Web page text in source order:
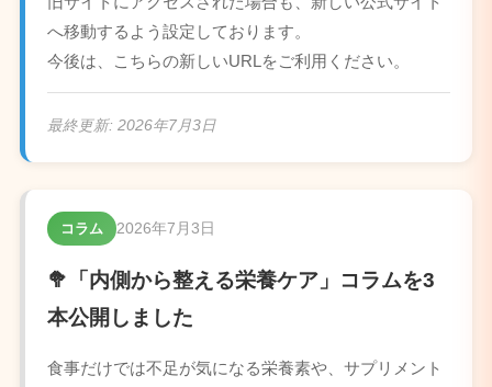
へ移動するよう設定しております。
今後は、こちらの新しいURLをご利用ください。
最終更新: 2026年7月3日
コラム 2026年7月3日
🥦「内側から整える栄養ケア」コラムを3
本公開しました
食事だけでは不足が気になる栄養素や、サプリメント